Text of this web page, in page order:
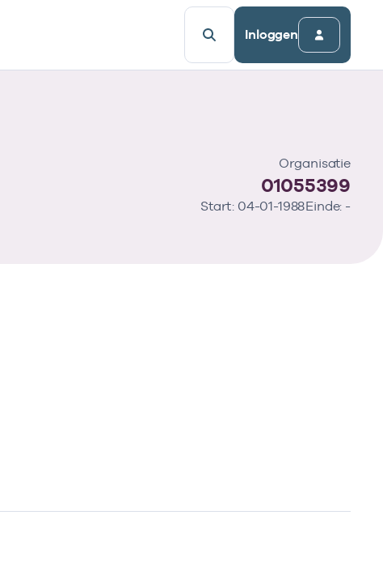
Inloggen
Organisatie
01055399
Start: 04-01-1988Einde: -